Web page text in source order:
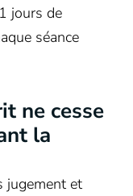
jours de
séance
ne cesse
la
jugement et